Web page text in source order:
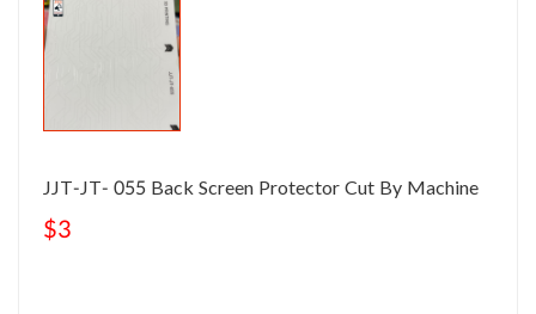
JJT-JT- 055 Back Screen Protector Cut By Machine
$3